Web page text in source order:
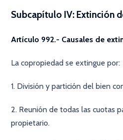
Subcapítulo IV: Extinción
Artículo 992.- Causales de
La copropiedad se extingue por:
1. División y partición del bien
2. Reunión de todas las cuotas
propietario.